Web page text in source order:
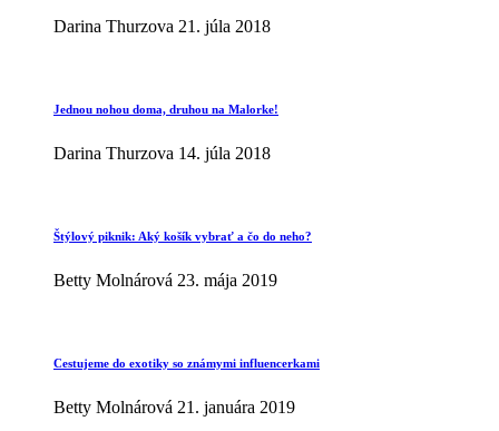
Darina Thurzova 21. júla 2018
Jednou nohou doma, druhou na Malorke!
Darina Thurzova 14. júla 2018
Štýlový piknik: Aký košík vybrať a čo do neho?
Betty Molnárová 23. mája 2019
Cestujeme do exotiky so známymi influencerkami
Betty Molnárová 21. januára 2019